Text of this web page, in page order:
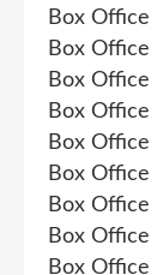
Box Office
Box Office
Box Office
Box Office
Box Office
Box Office
Box Office
Box Office
Box Office